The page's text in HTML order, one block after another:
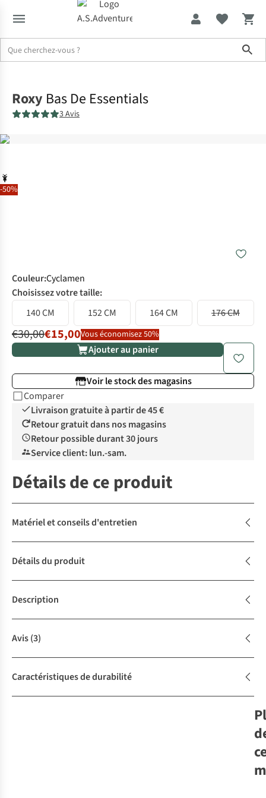
-50%
Roxy Bas De Essentials
3 Avis
Couleur:Cyclamen
Choisissez votre taille:
140 CM
152 CM 164 CM 176 CM
€30,00€15,00Vous économisez 50%
Ajouter au panier
Voir le stock des magasins
Comparer
Livraison gratuite à partir de 45 €
Retour gratuit dans nos magasins
Retour possible durant 30 jours
Service client: lun.-sam.
Détails de ce produit
Matériel et conseils d'entretien
Détails du produit
Description
Avis(3)
Caractéristiques de durabilité